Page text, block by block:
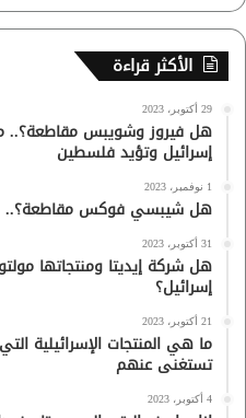
الأكثر قراءة
29 أكتوبر، 2023
هل فيروز وشويبس مقاطعة؟..
إسرائيل وتؤيد فلسطين
1 نوفمبر، 2023
هل شيبسي فوكس مقاطعة؟..
31 أكتوبر، 2023
هل شركة إيديتا ومنتجاتها
إسرائيل؟
21 أكتوبر، 2023
تستغنى عنهم
4 أكتوبر، 2023